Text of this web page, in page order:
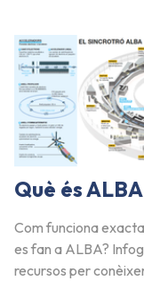
Què és ALBA
Com funciona
es fan a ALBA?
recursos per